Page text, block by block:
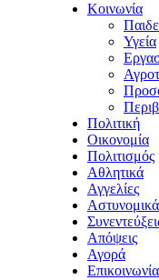
Κοινωνία
Υγεία
Πολιτική
Οικονομία
Πολιτισμός
Αθλητικά
Αγγελίες
Αστυνομικά
Απόψεις
Αγορά
Επικοινωνία